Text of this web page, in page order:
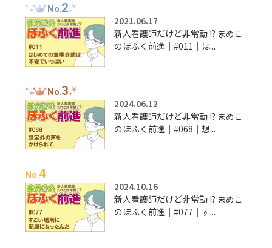
No.2
2021.06.17
新人看護師だけど非常勤 !? まめこ
のほふく前進｜#011｜は...
No.3
2024.06.12
新人看護師だけど非常勤 !? まめこ
のほふく前進｜#068｜想...
No.4
2024.10.16
新人看護師だけど非常勤 !? まめこ
のほふく前進｜#077｜す...